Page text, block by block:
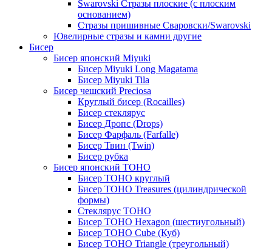
Swarovski Стразы плоские (с плоским
основанием)
Стразы пришивные Сваровски/Swarovski
Ювелирные стразы и камни другие
Бисер
Бисер японский Miyuki
Бисер Miyuki Long Magatama
Бисер Miyuki Tila
Бисер чешский Preciosa
Круглый бисер (Rocailles)
Бисер стеклярус
Бисер Дропс (Drops)
Бисер Фарфаль (Farfalle)
Бисер Твин (Twin)
Бисер рубка
Бисер японский TOHO
Бисер TOHO круглый
Бисер TOHO Treasures (цилиндрической
формы)
Стеклярус TOHO
Бисер TOHO Hexagon (шестиугольный)
Бисер TOHO Cube (Куб)
Бисер TOHO Triangle (треугольный)